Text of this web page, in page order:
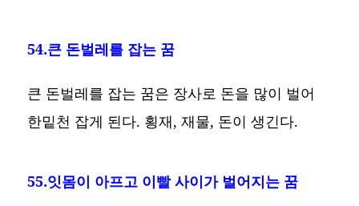
54.큰 돈벌레를 잡는 꿈
큰 돈벌레를 잡는 꿈은 장사로 돈을 많이 벌어
한밑천 잡게 된다. 횡재, 재물, 돈이 생긴다.
55.잇몸이 아프고 이빨 사이가 벌어지는 꿈